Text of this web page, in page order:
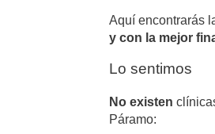
Aquí encontrarás
y con la mejor
Lo sentimos
No existen
Páramo: